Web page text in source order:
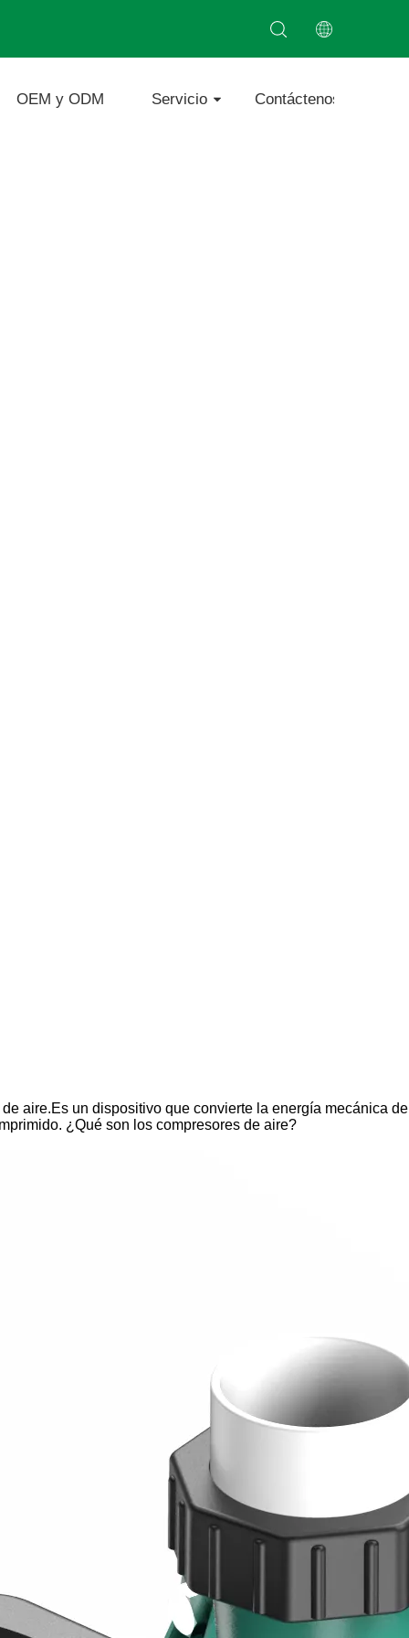
OEM y ODM Servicio Contáctenos
aire.Es un dispositivo que convierte la energía mecánica de
¿Qué son los compresores de aire?